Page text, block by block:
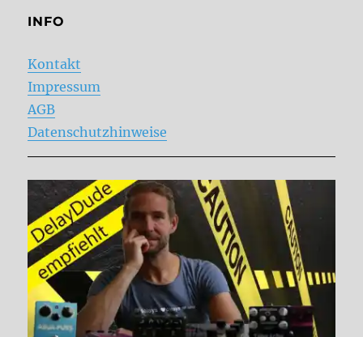
INFO
Kontakt
Impressum
AGB
Datenschutzhinweise